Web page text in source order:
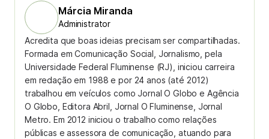
Márcia Miranda
Administrator
Acredita que boas ideias precisam ser compartilhadas.
Formada em Comunicação Social, Jornalismo, pela
Universidade Federal Fluminense (RJ), iniciou carreira
em redação em 1988 e por 24 anos (até 2012)
trabalhou em veículos como Jornal O Globo e Agência
O Globo, Editora Abril, Jornal O Fluminense, Jornal
Metro. Em 2012 iniciou o trabalho como relações
públicas e assessora de comunicação, atuando para